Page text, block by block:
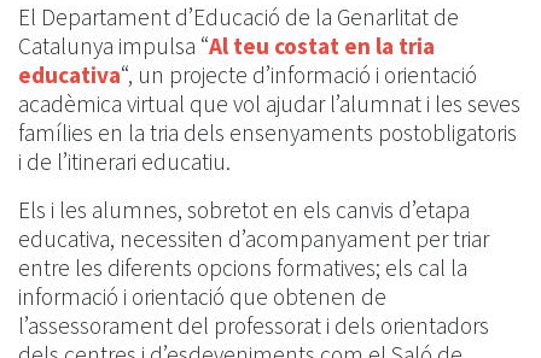
El Departament d’Educació de la Genarlitat de
Catalunya impulsa “Al teu costat en la tria
educativa“, un projecte d’informació i orientació
acadèmica virtual que vol ajudar l’alumnat i les seves
famílies en la tria dels ensenyaments postobligatoris
i de l’itinerari educatiu.
Els i les alumnes, sobretot en els canvis d’etapa
educativa, necessiten d’acompanyament per triar
entre les diferents opcions formatives; els cal la
informació i orientació que obtenen de
l’assessorament del professorat i dels orientadors